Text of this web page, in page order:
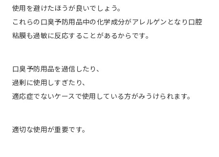
使用を避けたほうが良いでしょう。
これらの口臭予防用品中の化学成分がアレルゲンとなり口腔
粘膜も過敏に反応することがあるからです。
口臭予防用品を過信したり、
過剰に使用しすぎたり、
適応症でないケースで使用している方がみうけられます。
適切な使用が重要です。